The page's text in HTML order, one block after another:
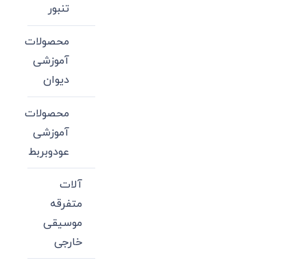
تنبور
محصولات
آموزشی
دیوان
محصولات
آموزشی
عودوبربط
آلات
متفرقه
موسیقی
خارجی